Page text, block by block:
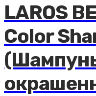
LAROS
Color